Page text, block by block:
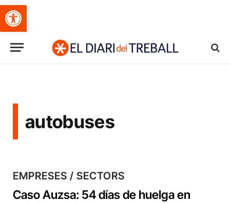
Obre la barra d'eines
autobuses
EMPRESES / SECTORS
Caso Auzsa: 54 días de huelga en